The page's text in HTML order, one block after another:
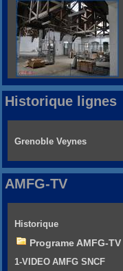
Historique lignes
Grenoble Veynes
AMFG-TV
Historique
Programe AMFG-TV
1-VIDEO AMFG SNCF